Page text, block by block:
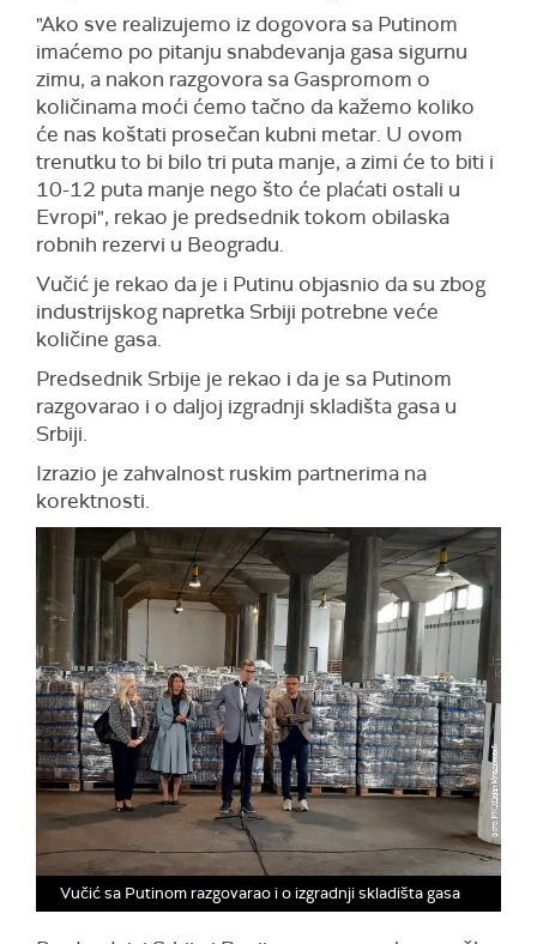
"Ako sve realizujemo iz dogovora sa Putinom
imaćemo po pitanju snabdevanja gasa sigurnu
zimu, a nakon razgovora sa Gaspromom o
količinama moći ćemo tačno da kažemo koliko
će nas koštati prosečan kubni metar. U ovom
trenutku to bi bilo tri puta manje, a zimi će to biti i
10-12 puta manje nego što će plaćati ostali u
Evropi", rekao je predsednik tokom obilaska
robnih rezervi u Beogradu.
Vučić je rekao da je i Putinu objasnio da su zbog
industrijskog napretka Srbiji potrebne veće
količine gasa.
Predsednik Srbije je rekao i da je sa Putinom
razgovarao i o daljoj izgradnji skladišta gasa u
Srbiji.
Izrazio je zahvalnost ruskim partnerima na
korektnosti.
Vučić sa Putinom razgovarao i o izgradnji skladišta gasa